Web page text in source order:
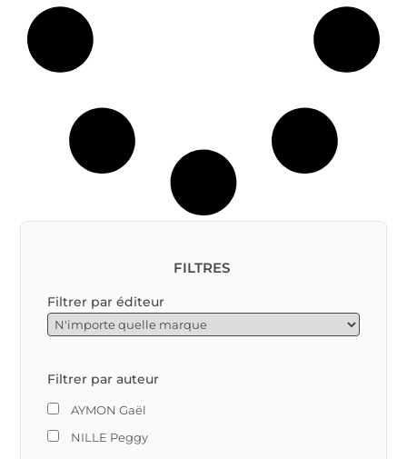
FILTRES
Filtrer par éditeur
Filtrer par auteur
AYMON Gaël
NILLE Peggy
émerveillé.
Si belle qu’il ne
regarde déjà plus
qu’elle et que, dans
tout glacé.
Un bel album à offrir
ou à lire dès 5 ans.